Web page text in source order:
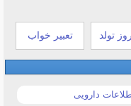
تولد تعبیر خواب
دارویی